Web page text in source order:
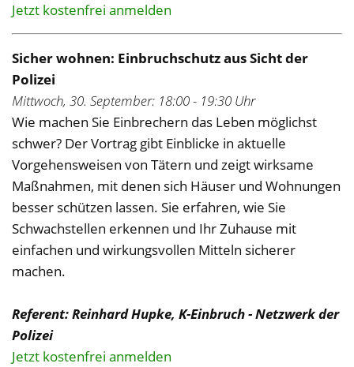
Jetzt kostenfrei anmelden
Sicher wohnen: Einbruchschutz aus Sicht der
Polizei
Mittwoch, 30. September: 18:00 - 19:30 Uhr
Wie machen Sie Einbrechern das Leben möglichst
schwer? Der Vortrag gibt Einblicke in aktuelle
Vorgehensweisen von Tätern und zeigt wirksame
Maßnahmen, mit denen sich Häuser und Wohnungen
besser schützen lassen. Sie erfahren, wie Sie
Schwachstellen erkennen und Ihr Zuhause mit
einfachen und wirkungsvollen Mitteln sicherer
machen.
Referent: Reinhard Hupke, K-Einbruch - Netzwerk der
Polizei
Jetzt kostenfrei anmelden